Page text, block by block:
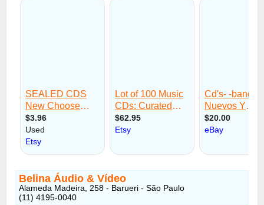
Belina Áudio & Vídeo
Alameda Madeira, 258 - Barueri - São Paulo
(11) 4195-0040